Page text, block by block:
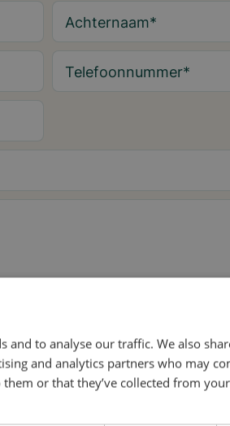
Achternaam*
Telefoonnummer*
en updates over Stil ontvangen.
and to analyse our traffic. We also
and analytics partners who may
or that they’ve collected from